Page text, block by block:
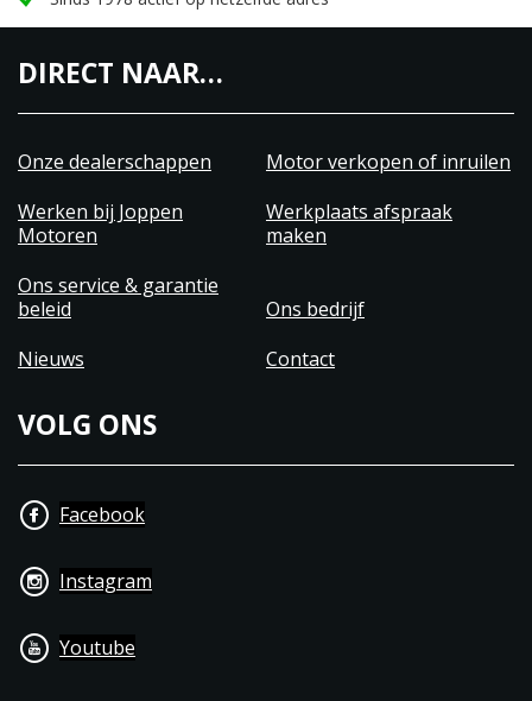
DIRECT NAAR…
Onze dealerschappen
Motor verkopen of inruilen
Werken bij Joppen
Motoren
Werkplaats afspraak
maken
Ons service & garantie
beleid
Ons bedrijf
Nieuws
Contact
VOLG ONS
Facebook
Instagram
Youtube